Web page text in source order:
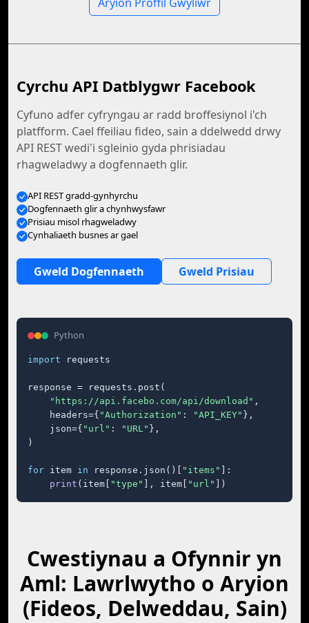
Cyrchu API Datblygwr Facebook
Cyfuno adfer cyfryngau ar radd broffesiynol i'ch
platfform. Cael ffeiliau fideo, sain a ddelwedd drwy
API REST wedi'i sgleinio gyda phrisiadau
rhagweladwy a dogfennaeth glir.
API REST gradd-gynhyrchu
Dogfennaeth glir a chynhwysfawr
Prisiau misol rhagweladwy
Cynhaliaeth busnes ar gael
Gweld Dogfennaeth Gweld Prisiau
Python
import requests
response = requests.post(
"https://api.facebo.com/api/download" ,
    headers={
"Authorization" : "API_KEY" },
    json={
"url" : "URL" },
)
for item in response.json()[ "items"
]:
print (item[ "type" ], item[ "url" ])
Cwestiynau a Ofynnir yn
Aml: Lawrlwytho o Aryion
(Fideos, Delweddau, Sain)